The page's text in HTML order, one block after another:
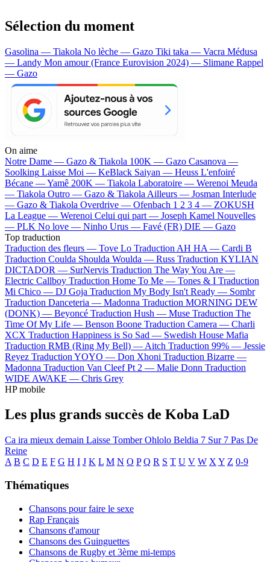
Sélection du moment
Gasolina — Tiakola No lèche — Gazo Tiki taka — Vacra Médusa
— Landy Mon amour (France Eurovision 2024) — Slimane Rappel
— Gazo
On aime
Notre Dame — Gazo & Tiakola 100K — Gazo Casanova —
Soolking Laisse Moi — KeBlack Saiyan — Heuss L'enfoiré
Bécane —Yamê 200K — Tiakola Laboratoire — Werenoi Meuda
— Tiakola Outro — Gazo & Tiakola Ailleurs — Josman Interlude
— Gazo & Tiakola Overdrive — Ofenbach 1 2 3 4 — ZOKUSH
La League — Werenoi Celui qui part — Joseph Kamel Nouvelles
— PLK No love — Ninho Urus — Favé (FR) DIE — Gazo
Top traduction
Traduction des fleurs — Tove Lo Traduction AH HA — Cardi B
Traduction Coulda Shoulda Woulda — Russ Traduction KYLIAN
DICTADOR — SurNervis Traduction The Way You Are —
Electric Callboy Traduction Home To Me — Tones & I Traduction
Mi Chico — DJ Goja Traduction My Body Isn't Ready — Sombr
Traduction Danceteria — Madonna Traduction MORNING DEW
(DONK) — Beyoncé Traduction Hush — Muse Traduction The
Time Of My Life — Benson Boone Traduction Camera — Charli
XCX Traduction Happiness is So Sad — Swedish House Mafia
Traduction RMB (Ring My Bell) — Aitch Traduction 99% — Jessie
Reyez Traduction YOYO — Don Xhoni Traduction Bizarre —
Madonna Traduction Van Cleef Pt 2 — Malie Donn Traduction
WIDE AWAKE — Chris Grey
HP mobile
Les plus grands succès de Koba LaD
Ca ira mieux demain Laisse TomberOhlolo Beldia 7 Sur 7 Pas De
Reine
A B C D E F G H I J K L M N O P Q R S T U V W X Y Z 0-9
Thématiques
Chansons pour faire le sexe
Rap Français
Chansons d'amour
Chansons des Guinguettes
Chansons de Rugby et 3ème mi-temps